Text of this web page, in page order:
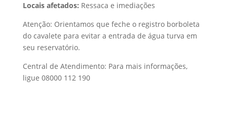
Locais afetados: Ressaca e imediações
Atenção: Orientamos que feche o registro borboleta
do cavalete para evitar a entrada de água turva em
seu reservatório.
Central de Atendimento: Para mais informações,
ligue 08000 112 190